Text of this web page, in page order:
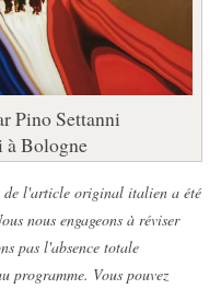
Pino Settanni
à Bologne
de l'article original italien a été
nous engageons à réviser
pas l'absence totale
programme. Vous pouvez